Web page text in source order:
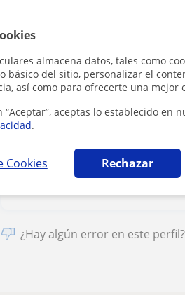
almacena datos, tales como
básico del sitio, personalizar el
así como para ofrecerte una mejor
“Aceptar”, aceptas lo establecido en
.
Cookies Rechazar
¿Hay algún error en este perfil?